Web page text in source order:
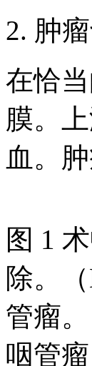
2. 肿
在恰
膜。
血。
图 1
除。
管瘤
咽管